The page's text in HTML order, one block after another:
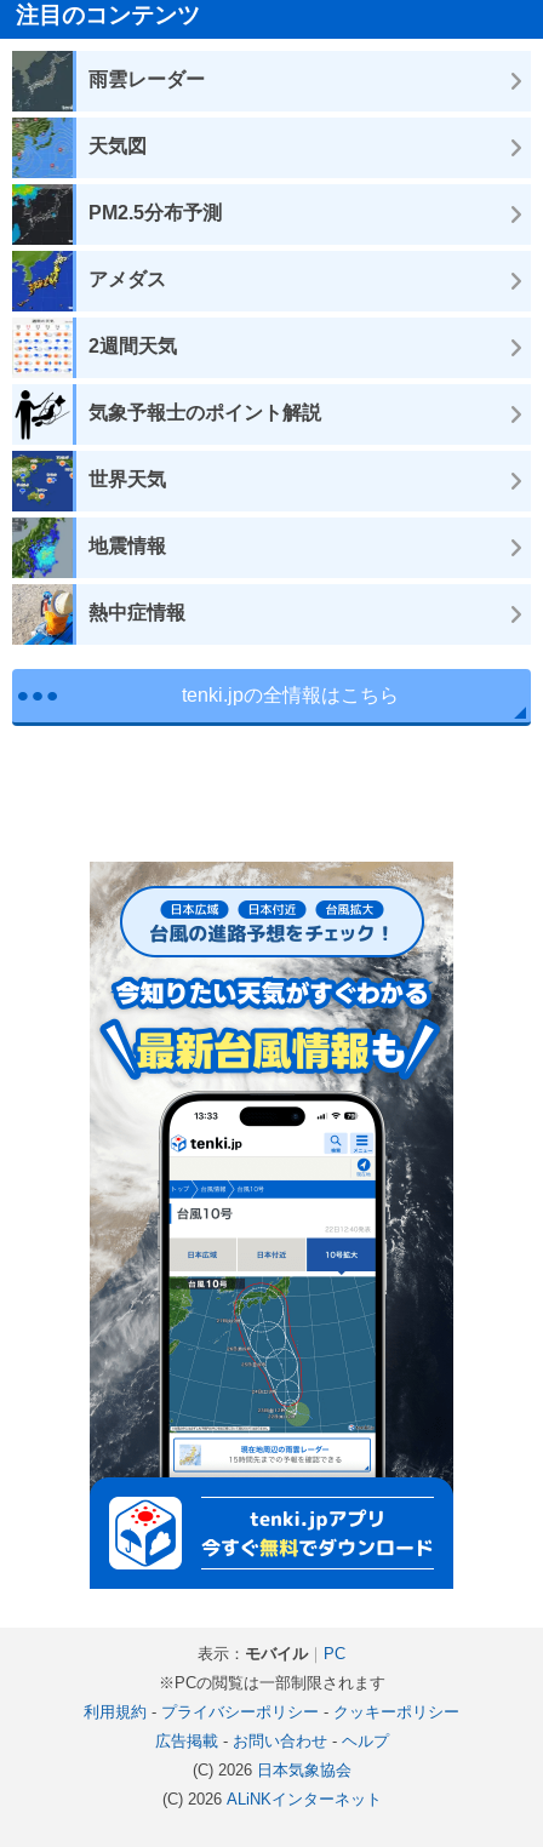
注目のコンテンツ
雨雲レーダー
天気図
PM2.5分布予測
アメダス
2週間天気
気象予報士のポイント解説
世界天気
地震情報
熱中症情報
tenki.jpの全情報はこちら
表示： モバイル｜ PC
※PCの閲覧は一部制限されます
利用規約 - プライバシーポリシー - クッキーポリシー
広告掲載- お問い合わせ- ヘルプ
(C) 2026 日本気象協会
(C) 2026 ALiNKインターネット